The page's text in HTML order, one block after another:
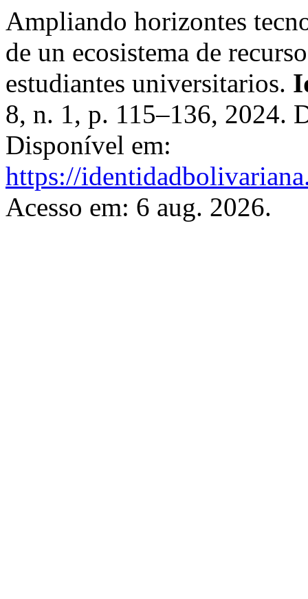
Ampliando horizontes
de un ecosistema de
estudiantes universitarios.
8, n. 1, p. 115–136, 2024.
Disponível em:
https://
Acesso em: 6 aug. 2026.